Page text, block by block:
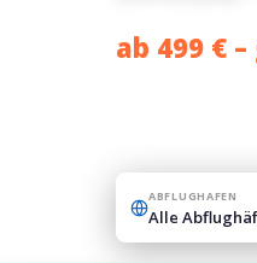
ab 499 €
ABFLUGHAFEN